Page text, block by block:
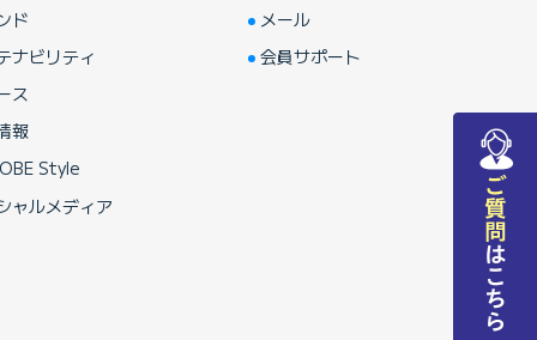
ド
ナビリティ
ス
報
Style
ャルメディア
メール
会員サポート